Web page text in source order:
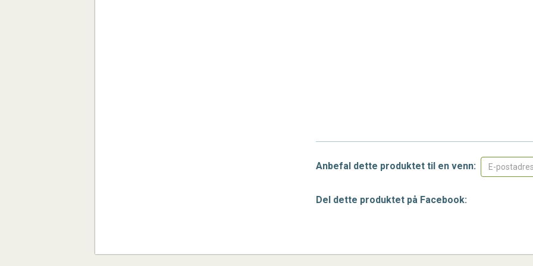
Anbefal dette produktet til en venn:
Del dette produktet på Facebook: